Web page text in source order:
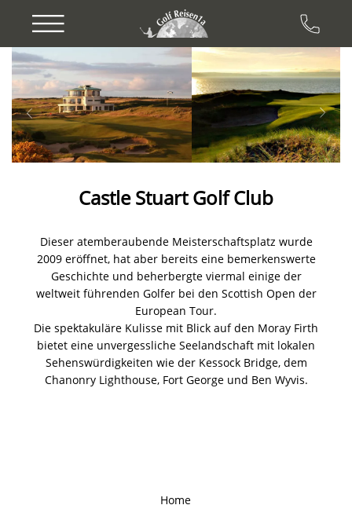
Previous Next
Castle Stuart Golf Club
Dieser atemberaubende Meisterschaftsplatz wurde
2009 eröffnet, hat aber bereits eine bemerkenswerte
Geschichte und beherbergte viermal einige der
weltweit führenden Golfer bei den Scottish Open der
European Tour.
Die spektakuläre Kulisse mit Blick auf den Moray Firth
bietet eine unvergessliche Seelandschaft mit lokalen
Sehenswürdigkeiten wie der Kessock Bridge, dem
Chanonry Lighthouse, Fort George und Ben Wyvis.
Home